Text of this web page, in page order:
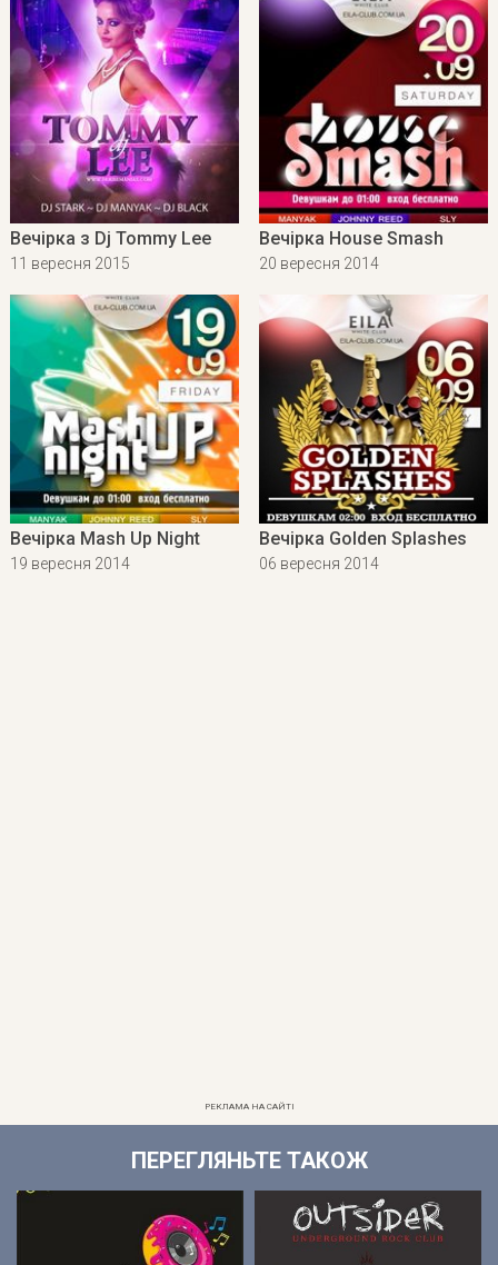
Вечірка з Dj Tommy Lee
11 вересня 2015
Вечірка House Smash
20 вересня 2014
Вечірка Mash Up Night
19 вересня 2014
Вечірка Golden Splashes
06 вересня 2014
РЕКЛАМА НА САЙТІ
ПЕРЕГЛЯНЬТЕ ТАКОЖ